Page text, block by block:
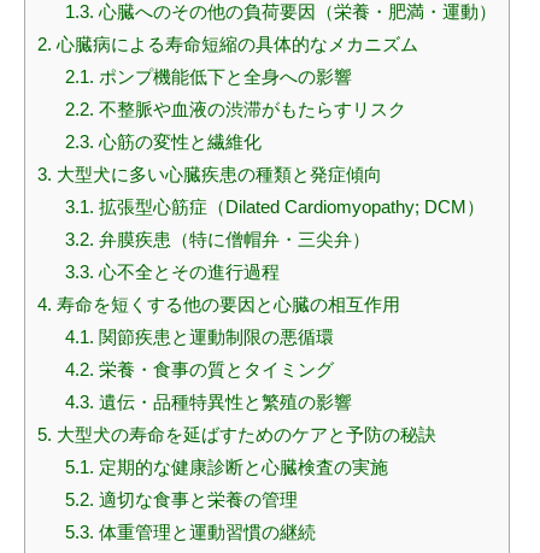
1.3. 心臓へのその他の負荷要因（栄養・肥満・運動）
2. 心臓病による寿命短縮の具体的なメカニズム
2.1. ポンプ機能低下と全身への影響
2.2. 不整脈や血液の渋滞がもたらすリスク
2.3. 心筋の変性と繊維化
3. 大型犬に多い心臓疾患の種類と発症傾向
3.1. 拡張型心筋症（Dilated Cardiomyopathy; DCM）
3.2. 弁膜疾患（特に僧帽弁・三尖弁）
3.3. 心不全とその進行過程
4. 寿命を短くする他の要因と心臓の相互作用
4.1. 関節疾患と運動制限の悪循環
4.2. 栄養・食事の質とタイミング
4.3. 遺伝・品種特異性と繁殖の影響
5. 大型犬の寿命を延ばすためのケアと予防の秘訣
5.1. 定期的な健康診断と心臓検査の実施
5.2. 適切な食事と栄養の管理
5.3. 体重管理と運動習慣の継続